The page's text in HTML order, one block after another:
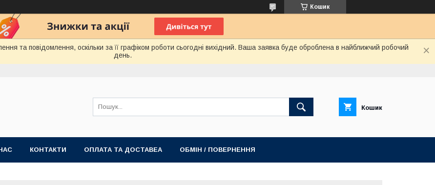
Кошик
та повідомлення, оскільки за її графіком роботи сьогодні вихідний. Ваша заявка буде оброблена в найближчий робочий
день.
Кошик
КОНТАКТИ ОПЛАТА ТА ДОСТАВЕА ОБМІН / ПОВЕРНЕННЯ